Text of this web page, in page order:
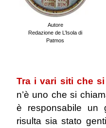
Autore
Redazione de L’Isola di
Patmos
Tra i vari siti che
n’è uno che si
è responsabile un
risulta sia stato